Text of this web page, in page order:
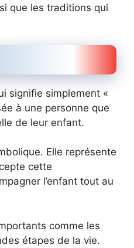
que les traditions qui
signifie simplement «
à une personne que
de leur enfant.
Elle représente
cette
l’enfant tout au
comme les
étapes de la vie.